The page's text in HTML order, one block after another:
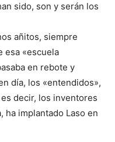
sido, son y serán los
añitos, siempre
esa «escuela
en rebote y
día, los «entendidos»,
decir, los inventores
ha implantado Laso en